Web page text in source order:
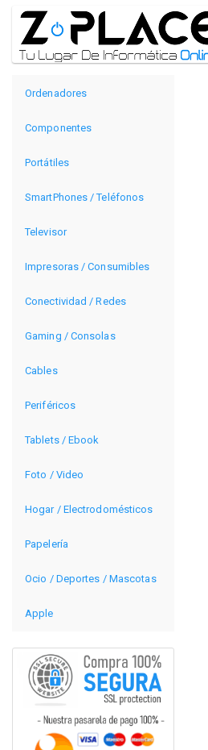
Ordenadores
Componentes
Portátiles
SmartPhones / Teléfonos
Televisor
Impresoras / Consumibles
Conectividad / Redes
Gaming / Consolas
Cables
Periféricos
Tablets / Ebook
Foto / Video
Hogar / Electrodomésticos
Papelería
Ocio / Deportes / Mascotas
Apple